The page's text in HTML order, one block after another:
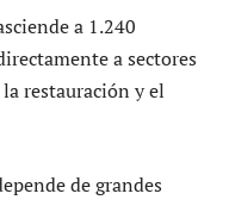
a 1.240
a sectores
restauración y el
de grandes